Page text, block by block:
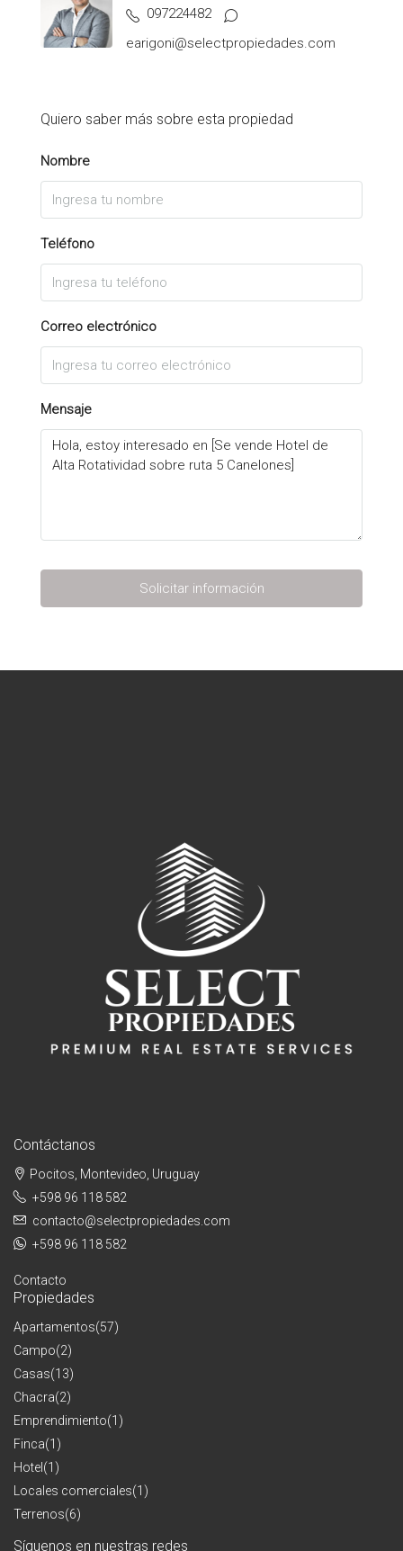
097224482
earigoni@selectpropiedades.com
Quiero saber más sobre esta propiedad
Nombre
Teléfono
Correo electrónico
Mensaje
Solicitar información
Contáctanos
Pocitos, Montevideo, Uruguay
+598 96 118 582
contacto@selectpropiedades.com
+598 96 118 582
Contacto
Propiedades
Apartamentos(57)
Campo(2)
Casas(13)
Chacra(2)
Emprendimiento(1)
Finca(1)
Hotel (1)
Locales comerciales(1)
Terrenos(6)
Síguenos en nuestras redes